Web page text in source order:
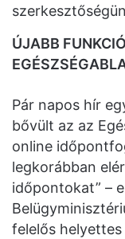
ÚJABB
Pár napos hír
bővült az az
online
legkorábban
időpontokat” –
felelős